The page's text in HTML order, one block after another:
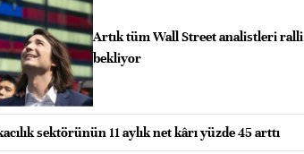
Artık tüm Wall Street analistleri ralli
bekliyor
sektörünün 11 aylık net kârı yüzde 45 arttı